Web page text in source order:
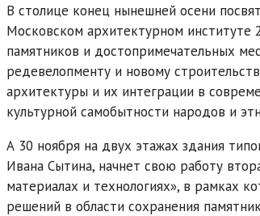
В столице конец нынешней осени
Московском архитектурном
памятников и достопримечательных
редевелопменту и новому
архитектуры и их интеграции в
культурной самобытности народов и
А 30 ноября на двух этажах здания
Ивана Сытина, начнет свою работу
материалах и технологиях», в рамках
решений в области сохранения